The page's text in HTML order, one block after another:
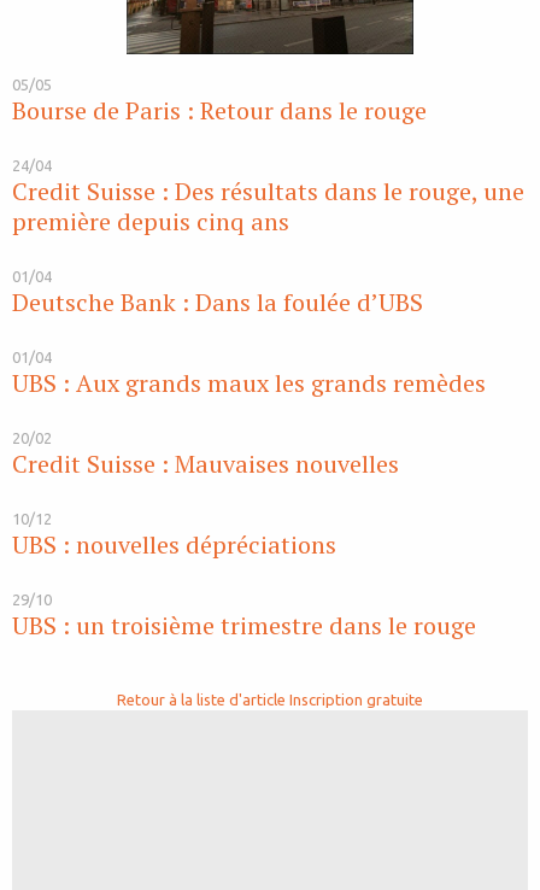
05/05
Bourse de Paris : Retour dans le rouge
24/04
Credit Suisse : Des résultats dans le rouge, une
première depuis cinq ans
01/04
Deutsche Bank : Dans la foulée d’UBS
01/04
UBS : Aux grands maux les grands remèdes
20/02
Credit Suisse : Mauvaises nouvelles
10/12
UBS : nouvelles dépréciations
29/10
UBS : un troisième trimestre dans le rouge
Retour à la liste d'article Inscription gratuite